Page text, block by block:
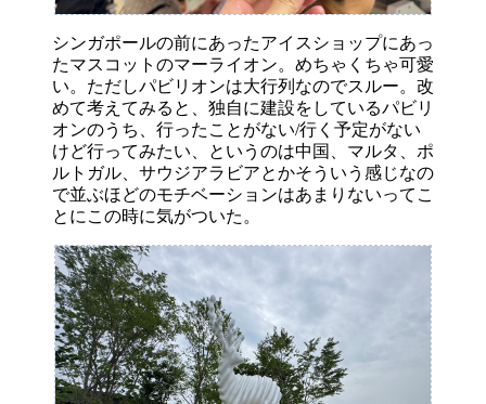
シンガポールの前にあったアイスショップにあっ
たマスコットのマーライオン。めちゃくちゃ可愛
い。ただしパビリオンは大行列なのでスルー。改
めて考えてみると、独自に建設をしているパビリ
オンのうち、行ったことがない/行く予定がない
けど行ってみたい、というのは中国、マルタ、ポ
ルトガル、サウジアラビアとかそういう感じなの
で並ぶほどのモチベーションはあまりないってこ
とにこの時に気がついた。